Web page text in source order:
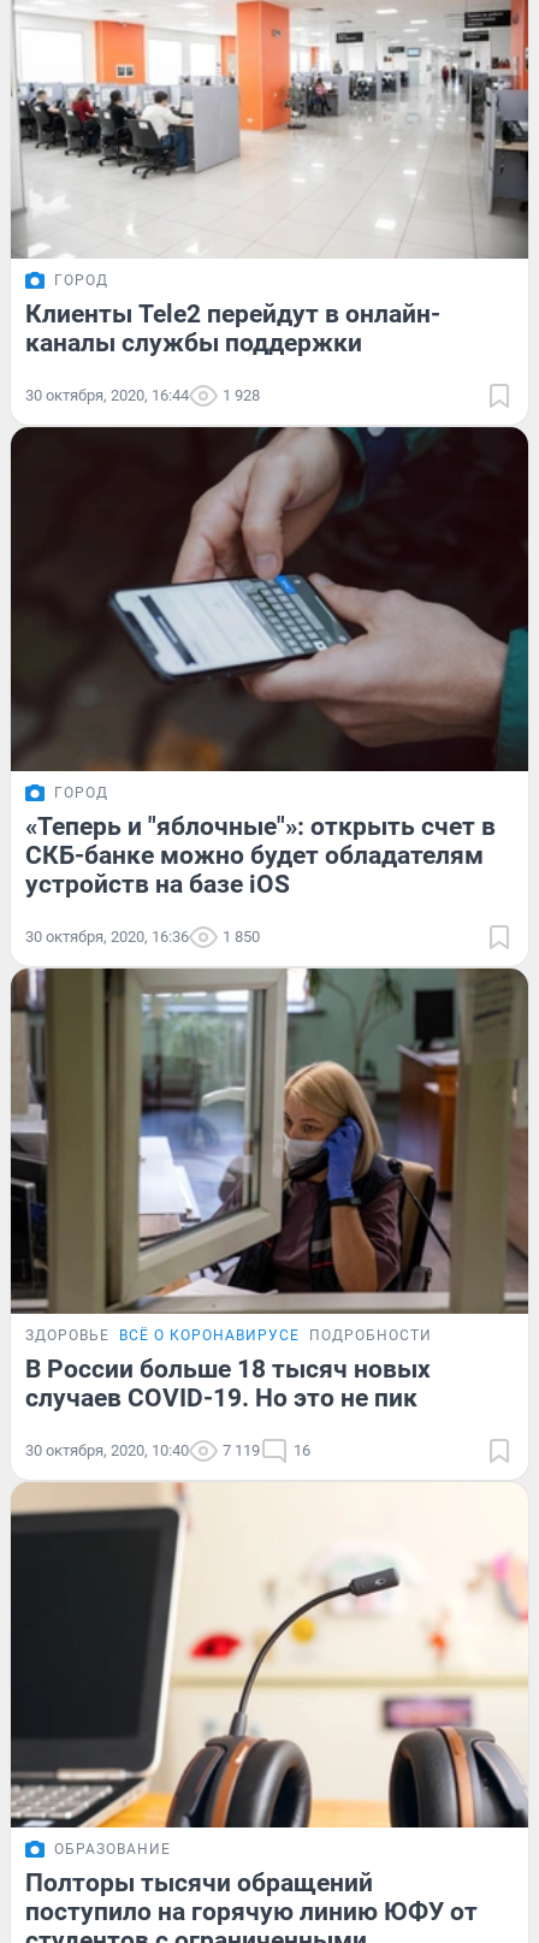
ГОРОД
Клиенты Tele2 перейдут в онлайн-
каналы службы поддержки
30 октября, 2020, 16:44 1 928
ГОРОД
«Теперь и "яблочные"»: открыть счет в
СКБ-банке можно будет обладателям
устройств на базе iOS
30 октября, 2020, 16:36 1 850
ЗДОРОВЬЕ ВСЁ О КОРОНАВИРУСЕ ПОДРОБНОСТИ
В России больше 18 тысяч новых
случаев COVID-19. Но это не пик
30 октября, 2020, 10:40 7 119 16
ОБРАЗОВАНИЕ
Полторы тысячи обращений
поступило на горячую линию ЮФУ от